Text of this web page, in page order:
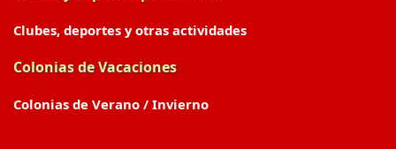
Clubes, deportes y otras actividades
Colonias de Vacaciones
Colonias de Verano / Invierno